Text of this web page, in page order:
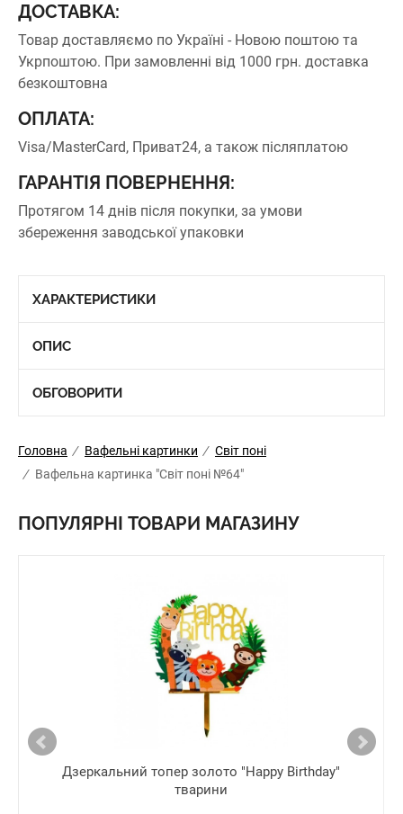
ДОСТАВКА:
Товар доставляємо по Україні - Новою поштою та
Укрпоштою. При замовленні від 1000 грн. доставка
безкоштовна
ОПЛАТА:
Visa/MasterCard, Приват24, а також післяплатою
ГАРАНТІЯ ПОВЕРНЕННЯ:
Протягом 14 днів після покупки, за умови
збереження заводської упаковки
ХАРАКТЕРИСТИКИ
ОПИС
ОБГОВОРИТИ
Головна / Вафельні картинки / Світ поні
/ Вафельна картинка "Світ поні №64"
ПОПУЛЯРНІ ТОВАРИ МАГАЗИНУ
Дзеркальний топер золото "Happy Birthday"
тварини